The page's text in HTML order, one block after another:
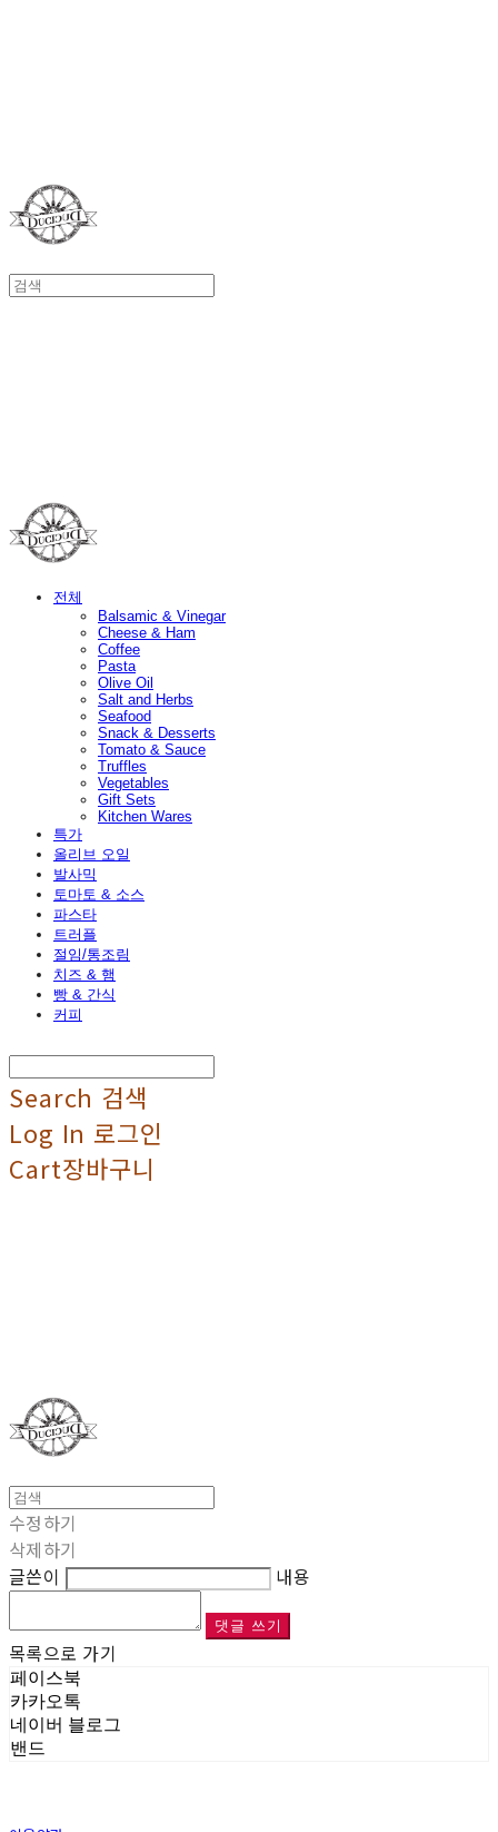
전체
Balsamic & Vinegar
Cheese & Ham
Coffee
Pasta
Olive Oil
Salt and Herbs
Seafood
Snack & Desserts
Tomato & Sauce
Truffles
Vegetables
Gift Sets
Kitchen Wares
특가
올리브 오일
발사믹
토마토 & 소스
파스타
트러플
절임/통조림
치즈 & 햄
빵 & 간식
커피
Search 검색
Log In 로그인
Cart장바구니
수정하기
삭제하기
글쓴이
내용
댓글 쓰기
목록으로 가기
페이스북
카카오톡
네이버 블로그
밴드